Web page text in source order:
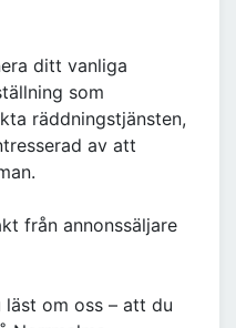
ditt vanliga
som
räddningstjänsten,
av att
från annonssäljare
läst om oss – att du